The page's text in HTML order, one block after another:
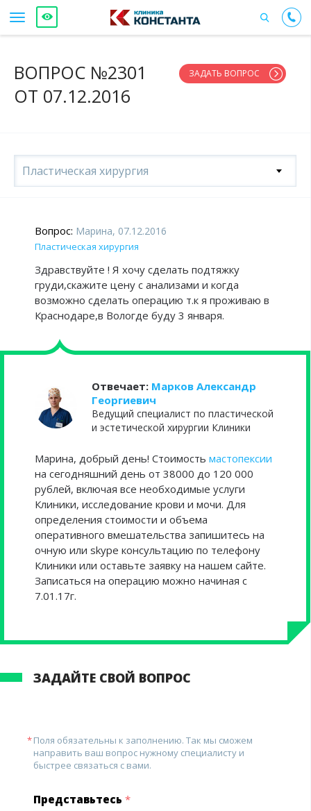
ВОПРОС №2301
ОТ 07.12.2016
ЗАДАТЬ ВОПРОС
Пластическая хирургия
Вопрос: Марина, 07.12.2016
Пластическая хирургия
Здравствуйте ! Я хочу сделать подтяжку
груди,скажите цену с анализами и когда
возможно сделать операцию т.к я проживаю в
Краснодаре,в Вологде буду 3 января.
Отвечает: Марков Александр
Георгиевич
Ведущий специалист по пластической
и эстетической хирургии Клиники
Марина, добрый день! ­Стоимость мастопексии
на сегодняшний день­ от 38000 до 120 000
рублей, включая все необходимые услуги
Клиники, исследование крови и мочи. Для
определения стоимости и­ объема
оперативного ­вмешательства запишитесь на
очную и­ли skype консультацию­ по телефону
Клиники ­или ос­тавьте заявку­ на нашем сайте.
Записаться на операцию можно начиная с
7.01.­17г.
ЗАДАЙТЕ СВОЙ ВОПРОС
Поля обязательны к заполнению. Так мы сможем
направить ваш вопрос нужному специалисту и
быстрее связаться с вами.
Представьтесь *